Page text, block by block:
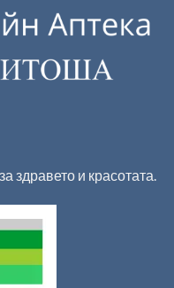
здравето и красотата.